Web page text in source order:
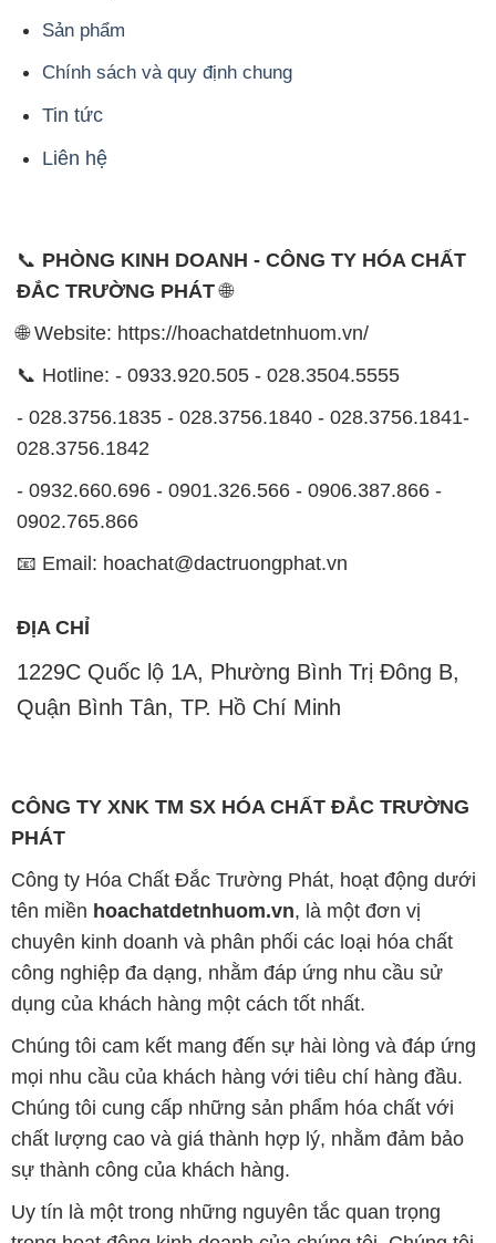
Sản phẩm
Chính sách và quy định chung
Tin tức
Liên hệ
📞 PHÒNG KINH DOANH - CÔNG TY HÓA CHẤT
ĐẮC TRƯỜNG PHÁT🌐
🌐 Website: https://hoachatdetnhuom.vn/
📞 Hotline: - 0933.920.505 - 028.3504.5555
- 028.3756.1835 - 028.3756.1840 - 028.3756.1841-
028.3756.1842
- 0932.660.696 - 0901.326.566 - 0906.387.866 -
0902.765.866
📧 Email: hoachat@dactruongphat.vn
ĐỊA CHỈ
1229C Quốc lộ 1A, Phường Bình Trị Đông B,
Quận Bình Tân, TP. Hồ Chí Minh
CÔNG TY XNK TM SX HÓA CHẤT ĐẮC TRƯỜNG
PHÁT
Công ty Hóa Chất Đắc Trường Phát, hoạt động dưới
tên miền hoachatdetnhuom.vn, là một đơn vị
chuyên kinh doanh và phân phối các loại hóa chất
công nghiệp đa dạng, nhằm đáp ứng nhu cầu sử
dụng của khách hàng một cách tốt nhất.
Chúng tôi cam kết mang đến sự hài lòng và đáp ứng
mọi nhu cầu của khách hàng với tiêu chí hàng đầu.
Chúng tôi cung cấp những sản phẩm hóa chất với
chất lượng cao và giá thành hợp lý, nhằm đảm bảo
sự thành công của khách hàng.
Uy tín là một trong những nguyên tắc quan trọng